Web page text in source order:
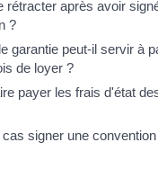
rétracter après avoir
?
garantie peut-il servir à
de loyer ?
payer les frais d'état
signer une